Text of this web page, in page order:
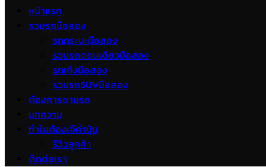
หน้าแรก
รวมรถมือสอง
รถกระบะมือสอง
รวมรถตอนเดียวมือสอง
รถเก๋งมือสอง
รวมรถSUVมือสอง
ต้องการขายรถ
บทความ
ทำไมต้องเจ๊คำปุ่น
รีวิวลูกค้า
ติดต่อเรา